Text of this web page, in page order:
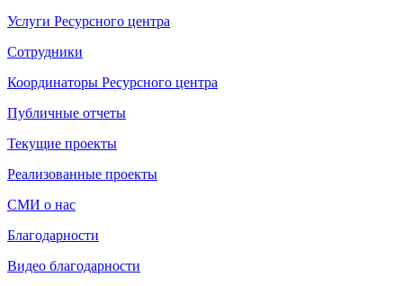
Услуги Ресурсного центра
Сотрудники
Координаторы Ресурсного центра
Публичные отчеты
Текущие проекты
Реализованные проекты
СМИ о нас
Благодарности
Видео благодарности